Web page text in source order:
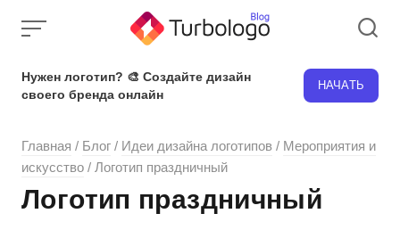
Нужен логотип? 🎨 Создайте дизайн
своего бренда онлайн
НАЧАТЬ
Главная / Блог / Идеи дизайна логотипов / Мероприятия и
искусство / Логотип праздничный
Логотип праздничный